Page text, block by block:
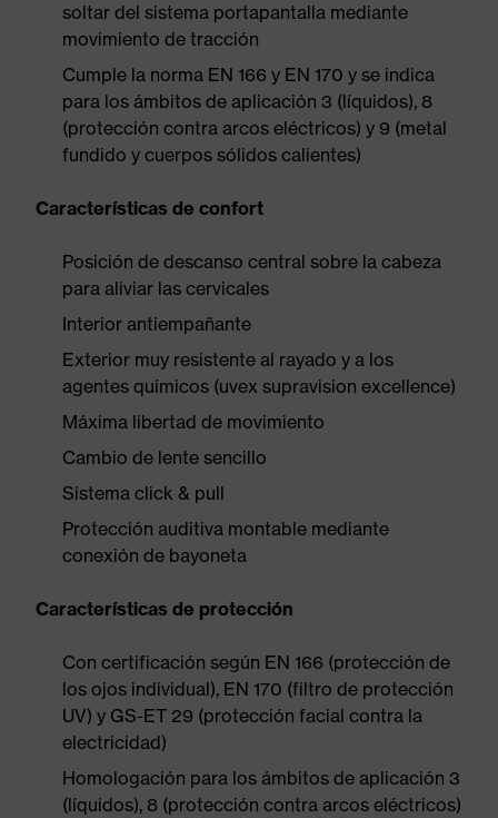
soltar del sistema portapantalla mediante
movimiento de tracción
Cumple la norma EN 166 y EN 170 y se indica
para los ámbitos de aplicación 3 (líquidos), 8
(protección contra arcos eléctricos) y 9 (metal
fundido y cuerpos sólidos calientes)
Características de confort
Posición de descanso central sobre la cabeza
para aliviar las cervicales
Interior antiempañante
Exterior muy resistente al rayado y a los
agentes químicos (uvex supravision excellence)
Máxima libertad de movimiento
Cambio de lente sencillo
Sistema click & pull
Protección auditiva montable mediante
conexión de bayoneta
Características de protección
Con certificación según EN 166 (protección de
los ojos individual), EN 170 (filtro de protección
UV) y GS-ET 29 (protección facial contra la
electricidad)
Homologación para los ámbitos de aplicación 3
(líquidos), 8 (protección contra arcos eléctricos)